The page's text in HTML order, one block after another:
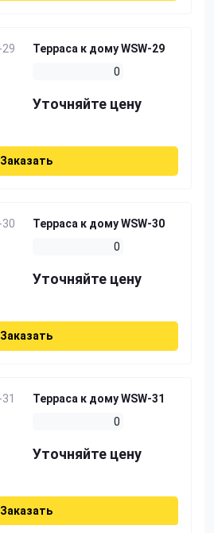
Терраса к дому WSW-29
0
Уточняйте цену
Заказать
Терраса к дому WSW-30
0
Уточняйте цену
Заказать
Терраса к дому WSW-31
0
Уточняйте цену
Заказать